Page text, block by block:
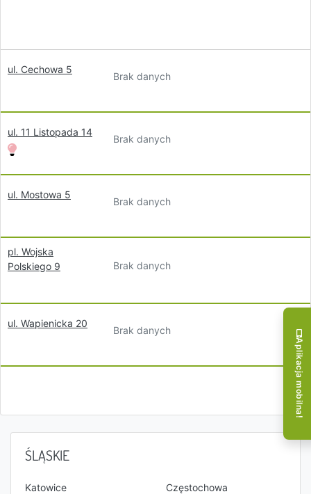
ul. Cechowa 5
Brak danych
ul. 11 Listopada 14
Brak danych
ul. Mostowa 5
Brak danych
pl. Wojska
Polskiego 9
Brak danych
ul. Wapienicka 20
Brak danych
ŚLĄSKIE
Katowice
Częstochowa
Aplikacja mobilna!